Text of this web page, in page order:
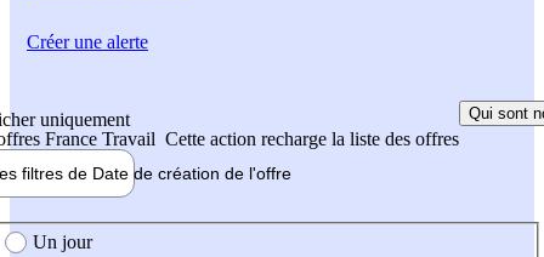
uniquement
France Travail Cette action recharge la liste des offres
Qui sont
filtres de Date de création de l'offre
création de l'offre
Un jour
Créer une alerte